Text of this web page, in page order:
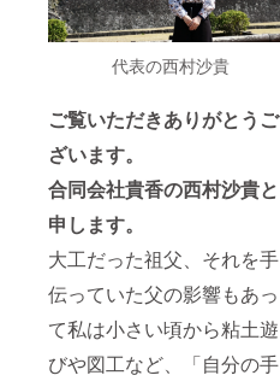
代表の西村沙貴
ご覧いただきありがとうご
ざいます。
合同会社貴香の西村沙貴と
申します。
大工だった祖父、それを手
伝っていた父の影響もあっ
て私は小さい頃から粘土遊
びや図工など、「自分の手